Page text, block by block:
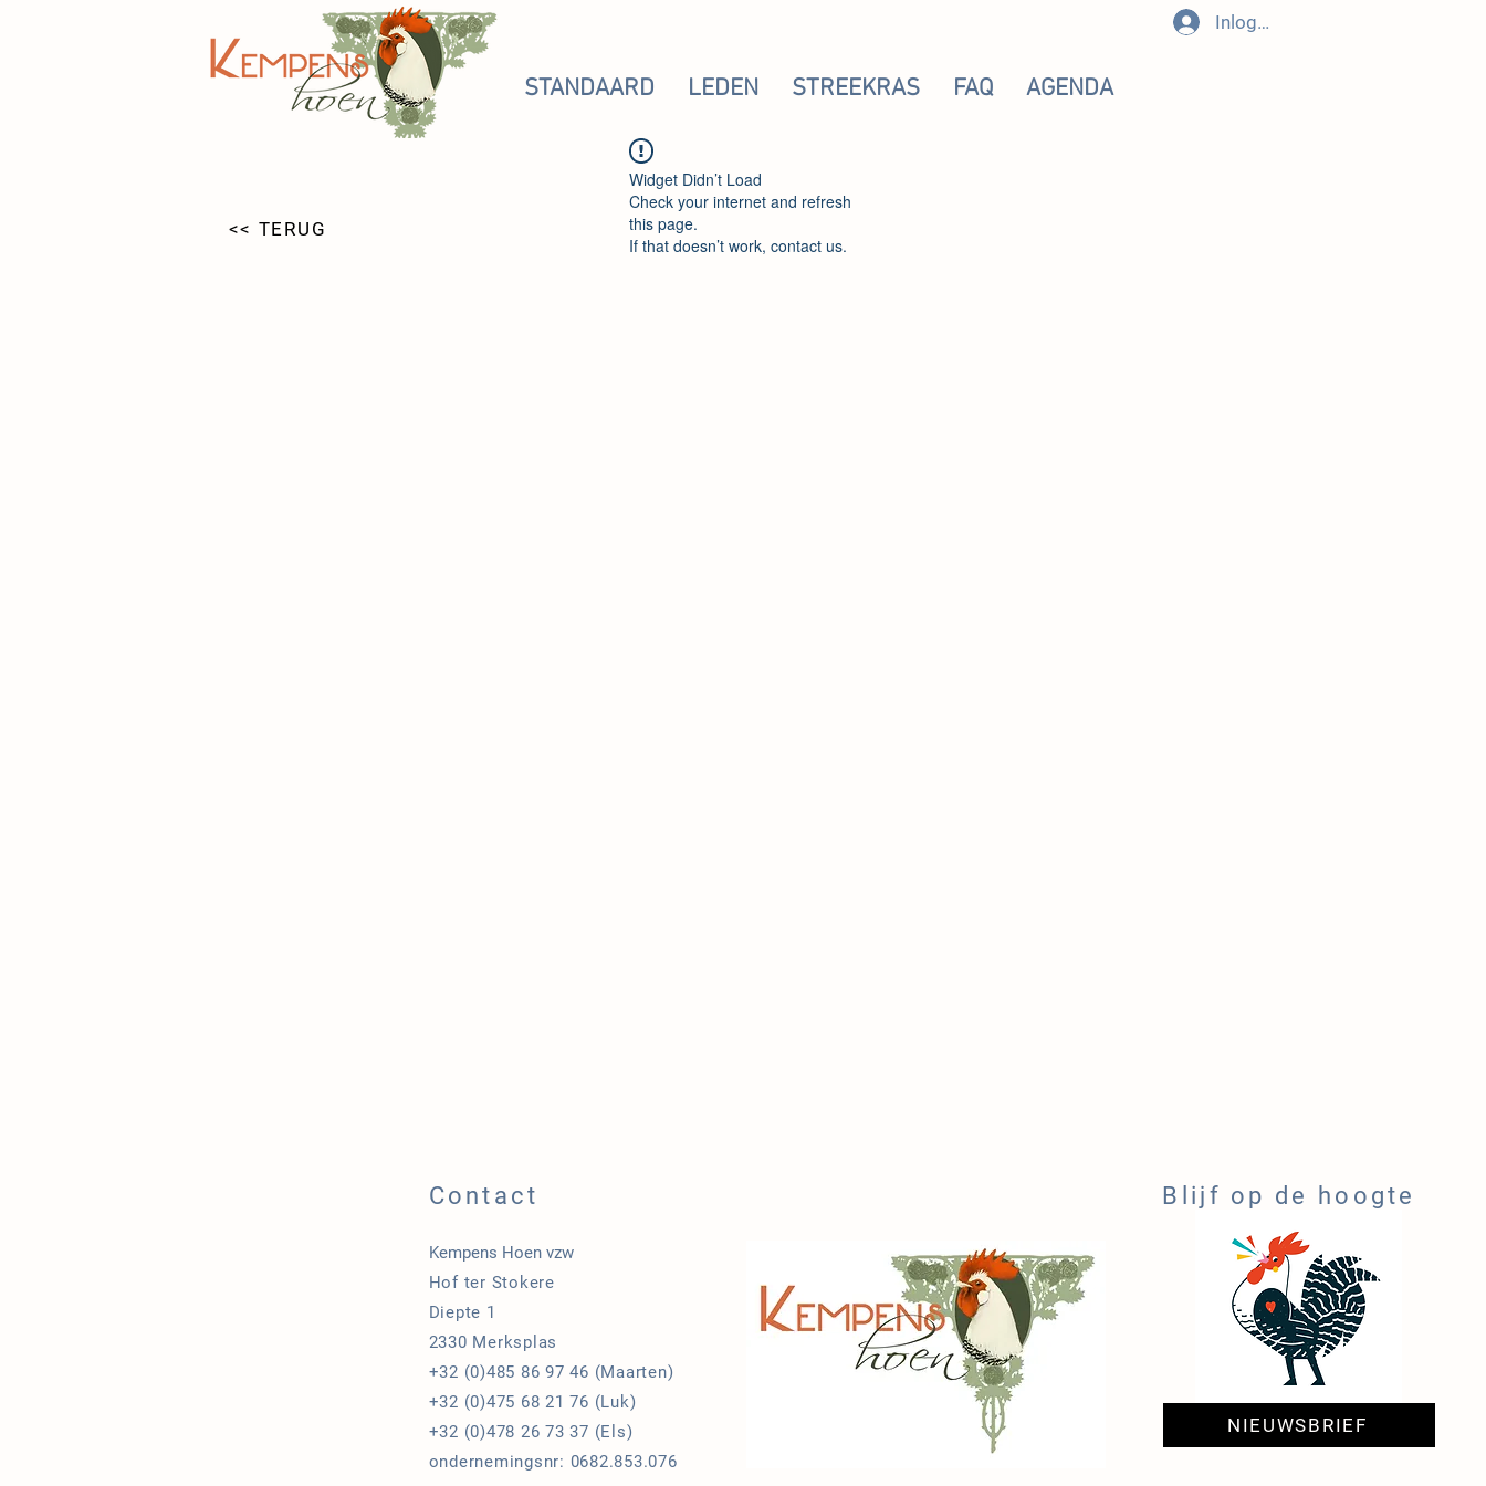
STANDAARD LEDEN STREEKRAS FAQ AGENDA
Inloggen
Widget Didn’t Load
Check your internet and refresh
this page.
If that doesn’t work, contact us.
<< TERUG
Contact
Kempens Hoen vzw
Hof ter Stokere
Diepte 1
2330 Merksplas
+32 (0)485 86 97 46 (Maarten)
+32 (0)475 68 21 76 (Luk)
+32 (0)478 26 73 37 (Els)
ondernemingsnr: 0682.853.076
Blijf op de hoogte
NIEUWSBRIEF